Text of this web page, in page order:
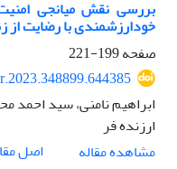
بررسی نقش میانجی
خودارزشمندی با رضایت از
صفحه199-221
ابراهیم نامنی، سید احمد
ارزنده فر
مشاهده مقاله
اصل